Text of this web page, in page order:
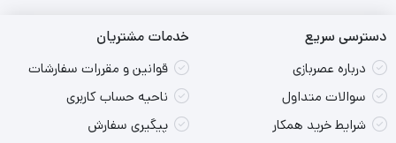
دسترسی سریع
درباره عصربازی
سوالات متداول
شرایط خرید همکار
خدمات مشتریان
قوانین و مقررات سفارشات
ناحیه حساب کاربری
پیگیری سفارش